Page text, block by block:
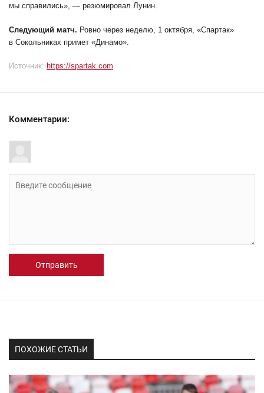
мы справились», — резюмировал Лунин.
Следующий матч. Ровно через неделю, 1 октября, «Спартак»
в Сокольниках примет «Динамо».
Источник: https://spartak.com
Комментарии:
Отправить
ПОХОЖИЕ СТАТЬИ